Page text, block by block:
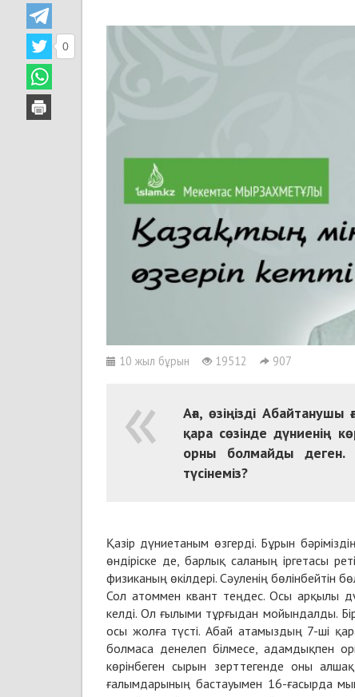
10 жыл бұрын 19512 907
0
Аға, өзіңізді
қара сөзінде дүниенің
орны болмайды деген.
түсінеміз?
Қазір дүниетаным өзгерді. Бұрын
өндіріске де, барлық саланың іргетасы
физиканың өкілдері. Сәуленің бөлінбейтін
Сол атоммен квант теңдес. Осы арқылы
келді. Ол ғылыми тұрғыдан мойындалды.
осы жолға түсті. Абай атамыздың 7-ші
болмаса денелеп білмесе, адамдықпен
көрінбеген сырын зерттегенде оны
ғалымдарының бастауымен 16-ғасырда